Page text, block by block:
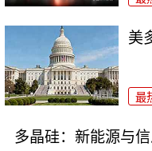
美
最
多晶硅：新能源与